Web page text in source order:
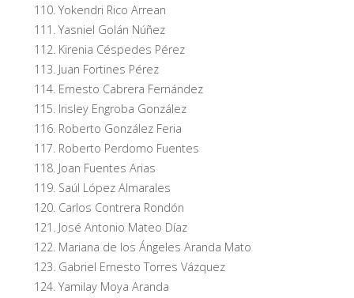
Yokendri Rico Arrean
Yasniel Golán Núñez
Kirenia Céspedes Pérez
Juan Fortines Pérez
Ernesto Cabrera Fernández
Irisley Engroba González
Roberto González Feria
Roberto Perdomo Fuentes
Joan Fuentes Arias
Saúl López Almarales
Carlos Contrera Rondón
José Antonio Mateo Díaz
Mariana de los Ángeles Aranda Mato
Gabriel Ernesto Torres Vázquez
Yamilay Moya Aranda